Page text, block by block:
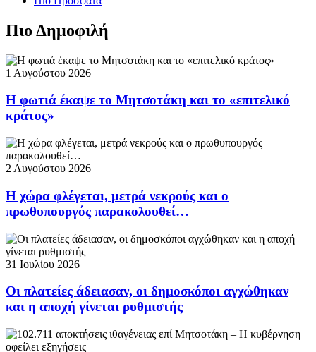
Πιο Δημοφιλή
1 Αυγούστου 2026
Η φωτιά έκαψε το Μητσοτάκη και το «επιτελικό
κράτος»
2 Αυγούστου 2026
Η χώρα φλέγεται, μετρά νεκρούς και ο
πρωθυπουργός παρακολουθεί…
31 Ιουλίου 2026
Οι πλατείες άδειασαν, οι δημοσκόποι αγχώθηκαν
και η αποχή γίνεται ρυθμιστής